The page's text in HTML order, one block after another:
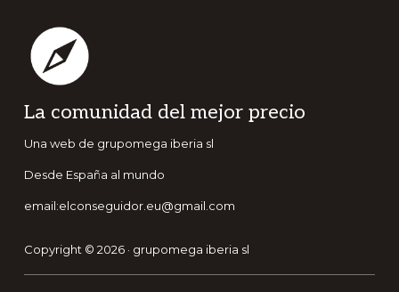
Footer
La comunidad del mejor precio
Una web de grupomega iberia sl
Desde España al mundo
email:elconseguidor.eu@gmail.com
Copyright © 2026 · grupomega iberia sl